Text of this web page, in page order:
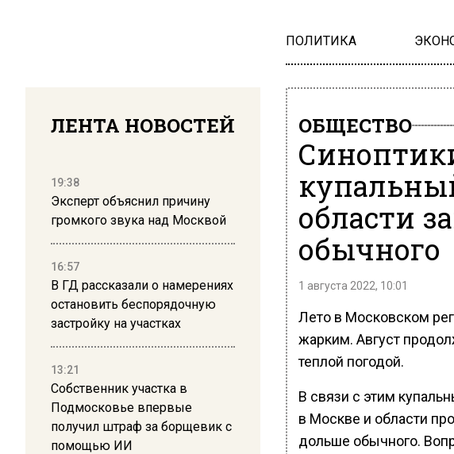
ПОЛИТИКА
ЛЕНТА НОВОСТЕЙ
19:38
Эксперт объяснил причину
громкого звука над Москвой
16:57
В ГД рассказали о намерениях
остановить беспорядочную
застройку на участках
13:21
Собственник участка в
Подмосковье впервые
получил штраф за борщевик с
помощью ИИ
ОБЩЕСТВО
области
обычного
1 августа 2022, 10:01
Лето в Московском
жарким. Август
теплой погодой.
В связи с этим
в Москве и области
дольше обычного.